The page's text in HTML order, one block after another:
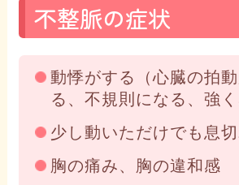
不整脈の症状
動悸がする（心臓の拍
る、不規則になる、強く
少し動いただけでも息
胸の痛み、胸の違和感